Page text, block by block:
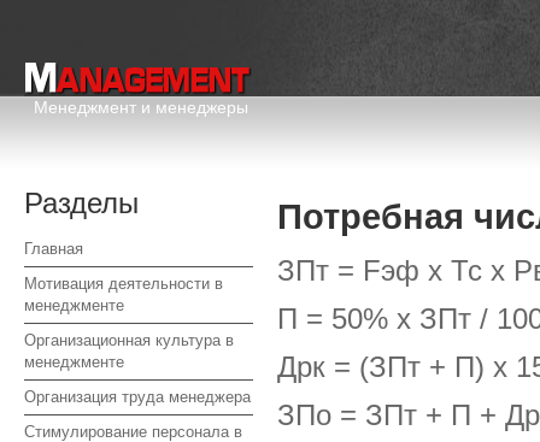
Менеджмент и менеджеры
Разделы
Главная
Мотивация деятельности в
менеджменте
Организационная культура в
менеджменте
Организация труда менеджера
Стимулирование персонала в
Потребная
ЗПт = Fэф х Тс х
П = 50% х ЗПт /
Дрк = (ЗПт + П) х
ЗПо = ЗПт + П +